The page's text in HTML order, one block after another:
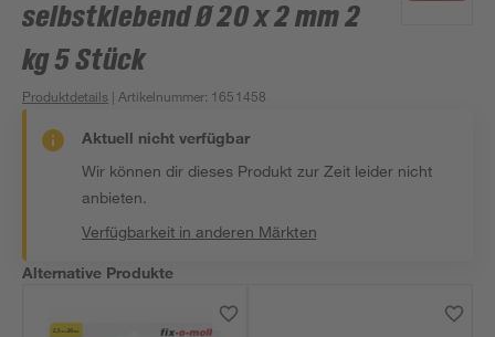
selbstklebend Ø 20 x 2 mm 2
kg 5 Stück
Produktdetails | Artikelnummer: 1651458
Aktuell nicht verfügbar
Wir können dir dieses Produkt zur Zeit leider nicht
anbieten.
Verfügbarkeit in anderen Märkten
Alternative Produkte